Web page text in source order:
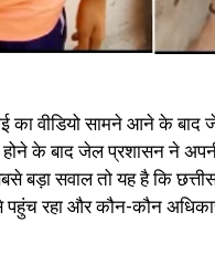
का वीडियो सामने आने के
होने के बाद जेल प्रशासन ने
बड़ा सवाल तो यह है कि
रहा और कौन-कौन